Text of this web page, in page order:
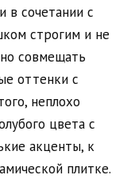
в сочетании с
строгим и не
совмещать
оттенки с
неплохо
цвета с
акценты, к
плитке.